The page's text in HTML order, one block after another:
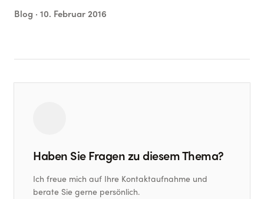
Blog · 10. Februar 2016
Haben Sie Fragen zu diesem Thema?
Ich freue mich auf Ihre Kontaktaufnahme und
berate Sie gerne persönlich.